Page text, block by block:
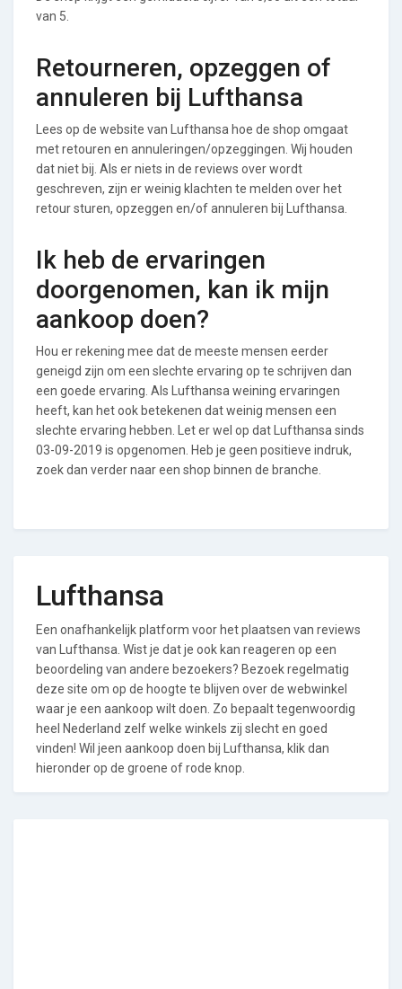
van 5.
Retourneren, opzeggen of
annuleren bij Lufthansa
Lees op de website van Lufthansa hoe de shop omgaat
met retouren en annuleringen/opzeggingen. Wij houden
dat niet bij. Als er niets in de reviews over wordt
geschreven, zijn er weinig klachten te melden over het
retour sturen, opzeggen en/of annuleren bij Lufthansa.
Ik heb de ervaringen
doorgenomen, kan ik mijn
aankoop doen?
Hou er rekening mee dat de meeste mensen eerder
geneigd zijn om een slechte ervaring op te schrijven dan
een goede ervaring. Als Lufthansa weining ervaringen
heeft, kan het ook betekenen dat weinig mensen een
slechte ervaring hebben. Let er wel op dat Lufthansa sinds
03-09-2019 is opgenomen. Heb je geen positieve indruk,
zoek dan verder naar een shop binnen de branche.
Lufthansa
Een onafhankelijk platform voor het plaatsen van reviews
van Lufthansa. Wist je dat je ook kan reageren op een
beoordeling van andere bezoekers? Bezoek regelmatig
deze site om op de hoogte te blijven over de webwinkel
waar je een aankoop wilt doen. Zo bepaalt tegenwoordig
heel Nederland zelf welke winkels zij slecht en goed
vinden! Wil jeen aankoop doen bij Lufthansa, klik dan
hieronder op de groene of rode knop.